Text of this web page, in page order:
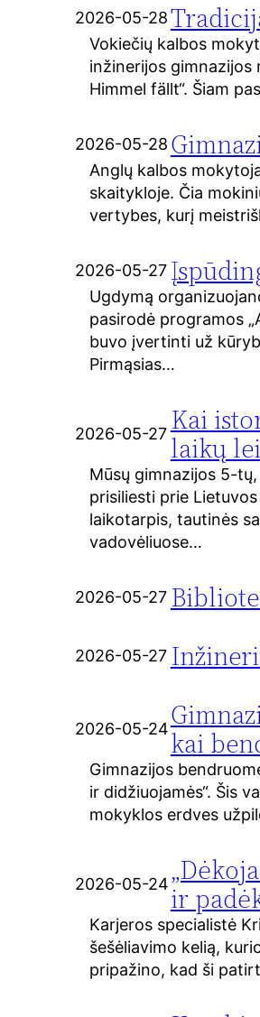
2026-05-28
Vokiečių kalbos
inžinerijos gimnazijos
Himmel fällt“. Šiam
2026-05-28
Anglų kalbos
skaitykloje. Čia
vertybes, kurį
2026-05-27
Ugdymą
pasirodė programos
buvo įvertinti už
Pirmąsias…
2026-05-27 Kai
laikų
Mūsų gimnazijos 5-
prisiliesti prie
laikotarpis, tautinės
vadovėliuose…
2026-05-27
2026-05-27
2026-05-24kai
Gimnazijos
ir didžiuojamės“. Šis
mokyklos erdves
2026-05-24ir
Karjeros specialistė
šešėliavimo kelią,
pripažino, kad ši